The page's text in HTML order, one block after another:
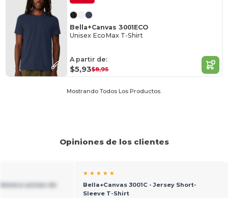
Bella+Canvas 3001ECO
Unisex EcoMax T-Shirt
A partir de:
$5,93$8,95
Mostrando Todos Los Productos.
Opiniones de los clientes
unisex de
★ ★ ★ ★ ★
Bella+Canvas 3001C - Jersey Short-
Sleeve T-Shirt